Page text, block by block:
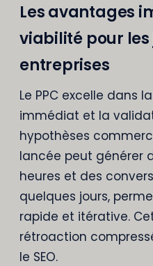
Les avantages
viabilité pour les
entreprises
Le PPC excelle dans
immédiat et la
hypothèses
lancée peut générer
heures et des
quelques jours,
rapide et itérative.
rétroaction
le SEO.